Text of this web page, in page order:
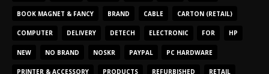
BOOK MAGNET & FANCY BRAND CABLE CARTON (RETAIL)
COMPUTER DELIVERY DETECH ELECTRONIC FOR HP
NEW NO BRAND NOSKR PAYPAL PC HARDWARE
PRINTER & ACCESSORY PRODUCTS REFURBISHED RETAIL